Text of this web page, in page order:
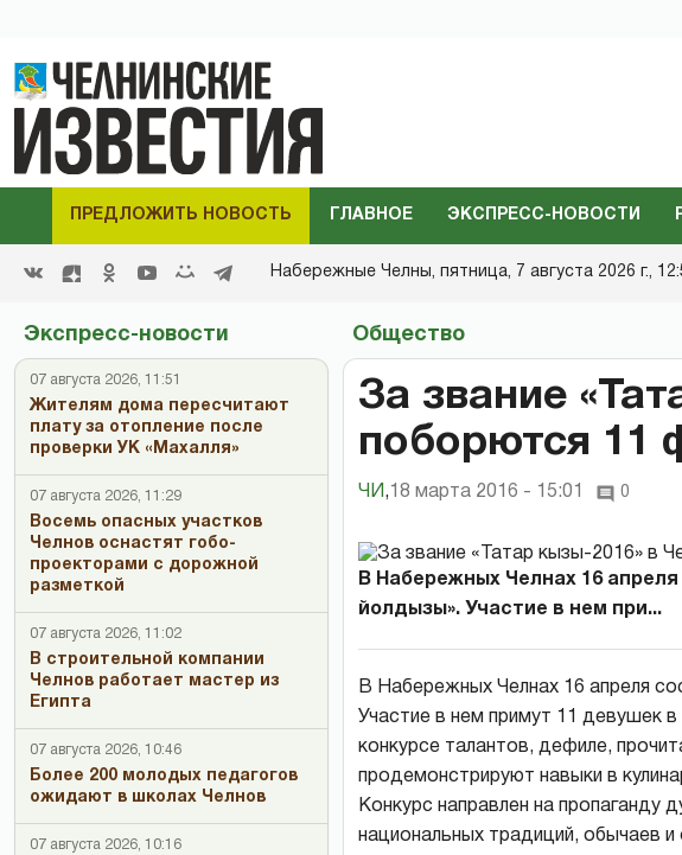
ПРЕДЛОЖИТЬ НОВОСТЬ ГЛАВНОЕ ЭКСПРЕСС-НОВОСТИ
Набережные Челны, пятница, 7 августа 2026 г.,
Экспресс-новости
07 августа 2026, 11:51
Жителям дома пересчитают
плату за отопление после
проверки УК «Махалля»
07 августа 2026, 11:29
Восемь опасных участков
Челнов оснастят гобо-
проекторами с дорожной
разметкой
07 августа 2026, 11:02
В строительной компании
Челнов работает мастер из
Египта
07 августа 2026, 10:46
Более 200 молодых педагогов
ожидают в школах Челнов
07 августа 2026, 10:16
Общество
За звание
поборются 11
ЧИ , 18 марта 2016 - 15:01 0
В Набережных Челнах 16
йолдызы». Участие в нем при...
В Набережных Челнах 16 апреля
Участие в нем примут 11 девушек
конкурсе талантов, дефиле,
продемонстрируют навыки в
Конкурс направлен на пропаганду
национальных традиций, обычаев и